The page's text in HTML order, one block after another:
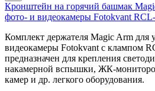
Кронштейн на горячий башмак
фото- и видеокамеры Fotokvant
Комплект держателя Magic Arm для
видеокамеры Fotokvant с клампом
предназначен для крепления
накамерной вспышки, ЖК-
камер и др. легкого оборудования.